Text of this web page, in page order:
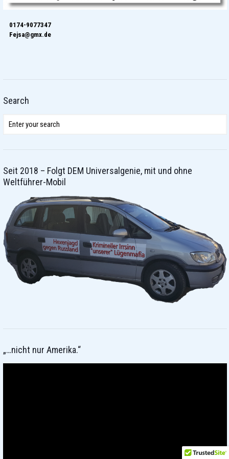
0174-9077347
Fejsa@gmx.de
Search
Seit 2018 – Folgt DEM Universalgenie, mit und ohne
Weltführer-Mobil
„…nicht nur Amerika.“